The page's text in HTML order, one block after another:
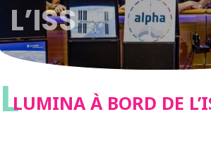
L’ISS
LLUMINA À BORD DE